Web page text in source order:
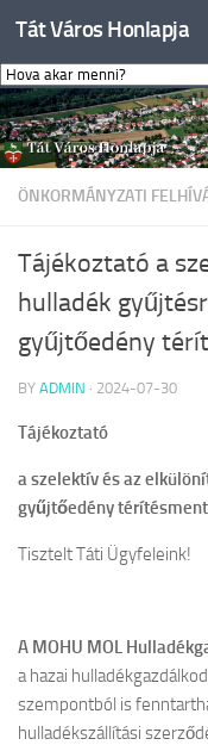
Skip to content
Tát Város Honlapja
ÖNKORMÁNYZATI
Tájékoztató a
hulladék
gyűjtőedény
BY ADMIN · 2024-07-30
Tájékoztató
a szelektív és az
gyűjtőedény
Tisztelt Táti Ügyfeleink!
A MOHU MOL
a hazai
szempontból is
hulladékszállítási